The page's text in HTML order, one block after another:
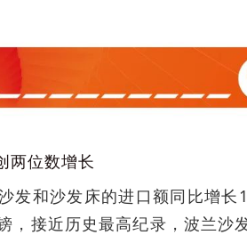
两位数增长
和沙发床的进口额同比增长
接近历史最高纪录，波兰沙